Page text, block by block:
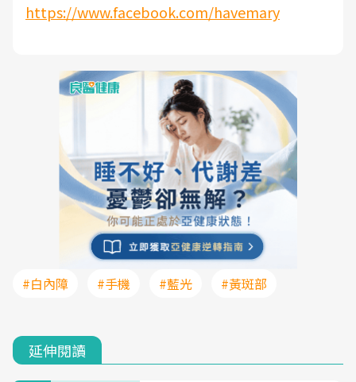
https://www.facebook.com/havemary
#白內障 #手機 #藍光 #黃斑部
延伸閱讀